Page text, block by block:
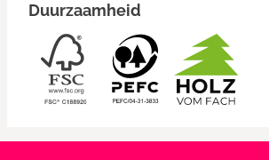
Duurzaamheid